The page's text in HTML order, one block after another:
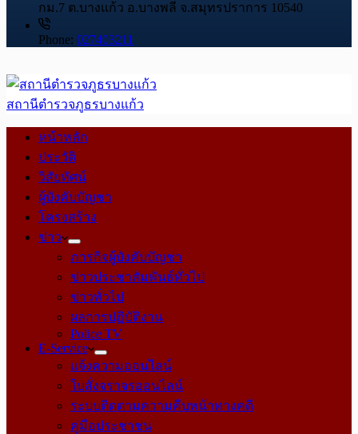
กม.7 ต.บางแก้ว อ.บางพลี จ.สมุทรปราการ 10540
Phone: 027403211
สถานีตำรวจภูธรบางแก้ว
หน้าหลัก
ประวัติ
วิสัยทัศน์
ผู้บังคับบัญชา
โครงสร้าง
ข่าว
ภารกิจผู้บังคับบัญชา
ข่าวประชาสัมพันธ์ทั่วไป
ข่าวทั่วไป
ผลการปฏิบัติงาน
Police TV
E-Service
แจ้งความออนไลน์
ใบสั่งจราจรออนไลน์
ระบบติดตามความคืบหน้าทางคดี
คู่มือประชาชน